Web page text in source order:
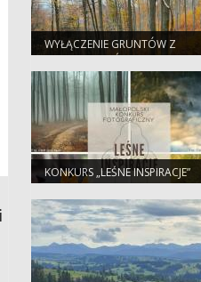
WYŁĄCZENIE GRUNTÓW Z
PRODUKCJI LEŚNEJ
KONKURS „LEŚNE INSPIRACJE”
2023 - ZAPRASZAMY!